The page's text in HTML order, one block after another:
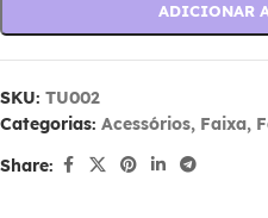
ADICIONAR
SKU: TU002
Categorias: Acessórios, Faixa,
Share: